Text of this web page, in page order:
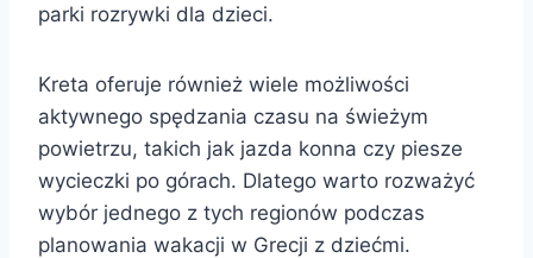
parki rozrywki dla dzieci.
Kreta oferuje również wiele możliwości
aktywnego spędzania czasu na świeżym
powietrzu, takich jak jazda konna czy piesze
wycieczki po górach. Dlatego warto rozważyć
wybór jednego z tych regionów podczas
planowania wakacji w Grecji z dziećmi.